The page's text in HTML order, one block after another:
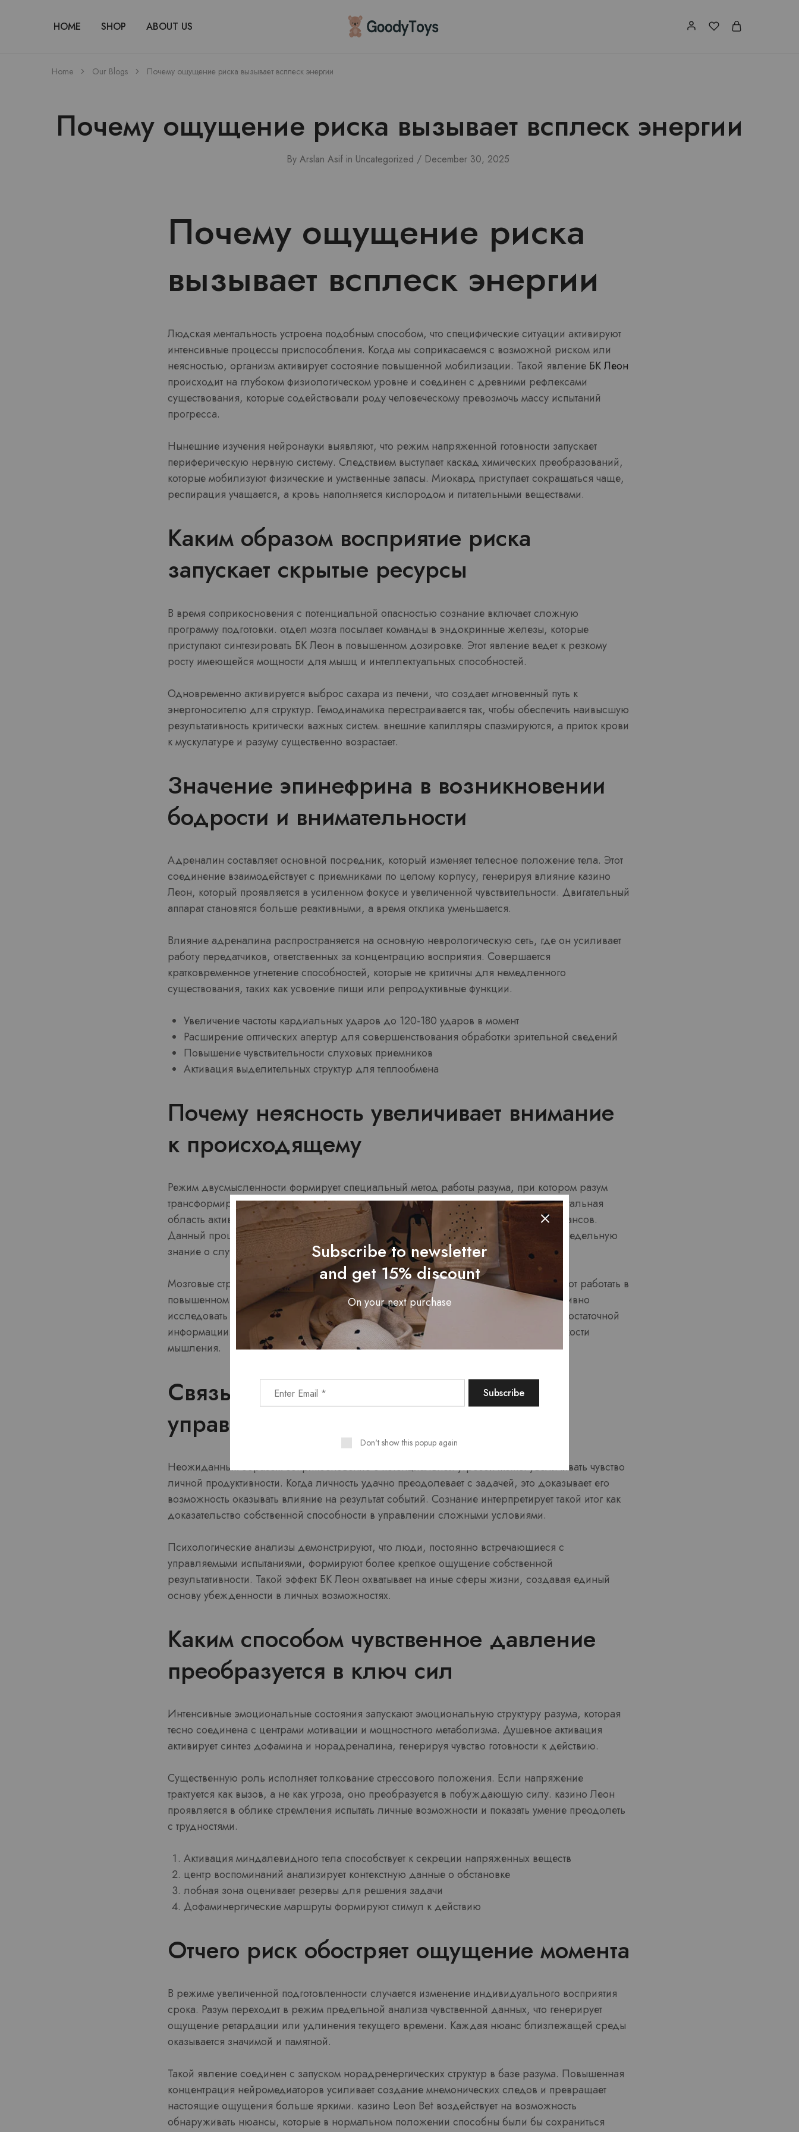
HOME SHOP ABOUT US Children
Toys
Home Our Blogs Почему ощущение риска вызывает всплеск энергии
Почему ощущение риска вызывает всплеск энергии
By Arslan Asif in Uncategorized December 30, 2025
Почему ощущение риска
вызывает всплеск энергии
Людская ментальность устроена подобным способом, что специфические ситуации активируют
интенсивные процессы приспособления. Когда мы соприкасаемся с возможной риском или
неясностью, организм активирует состояние повышенной мобилизации. Такой явление БК Леон
происходит на глубоком физиологическом уровне и соединен с древними рефлексами
существования, которые содействовали роду человеческому превозмочь массу испытаний
прогресса.
Нынешние изучения нейронауки выявляют, что режим напряженной готовности запускает
периферическую нервную систему. Следствием выступает каскад химических преобразований,
которые мобилизуют физические и умственные запасы. Миокард приступает сокращаться чаще,
респирация учащается, а кровь наполняется кислородом и питательными веществами.
Каким образом восприятие риска
запускает скрытые ресурсы
В время соприкосновения с потенциальной опасностью сознание включает сложную
программу подготовки. отдел мозга посылает команды в эндокринные железы, которые
приступают синтезировать БК Леон в повышенном дозировке. Этот явление ведет к резкому
росту имеющейся мощности для мышц и интеллектуальных способностей.
Одновременно активируется выброс сахара из печени, что создает мгновенный путь к
энергоносителю для структур. Гемодинамика перестраивается так, чтобы обеспечить наивысшую
результативность критически важных систем. внешние капилляры спазмируются, а приток крови
к мускулатуре и разуму существенно возрастает.
Значение эпинефрина в возникновении
бодрости и внимательности
Адреналин составляет основной посредник, который изменяет телесное положение тела. Этот
соединение взаимодействует с приемниками по целому корпусу, генерируя влияние казино
Леон, который проявляется в усиленном фокусе и увеличенной чувствительности. Двигательный
аппарат становятся больше реактивными, а время отклика уменьшается.
Влияние адреналина распространяется на основную неврологическую сеть, где он усиливает
работу передатчиков, ответственных за концентрацию восприятия. Совершается
кратковременное угнетение способностей, которые не критичны для немедленного
существования, таких как усвоение пищи или репродуктивные функции.
Увеличение частоты кардиальных ударов до 120-180 ударов в момент
Расширение оптических апертур для совершенствования обработки зрительной сведений
Повышение чувствительности слуховых приемников
Активация выделительных структур для теплообмена
Почему неясность увеличивает внимание
к происходящему
Режим двусмысленности формирует специальный метод работы разума, при котором разум
трансформируется в состояние гиперконцентрации. В подобных условиях префронтальная
область активно исследует близлежащую среду в поисках возможных угроз или шансов.
Данный процесс нуждается существенных энергетических расходов, но создает предельную
знание о случающемся.
Мозговые структуры, несущие ответственность за переработку информации, начинают работать в
повышенном состоянии. казино Leon Bet оказывает влияние на способность оперативно
исследовать множество переменных синхронно и выносить выводы в условиях недостаточной
информации. Такое положение нередко дополняется восприятием уникальной четкости
мышления.
Связь между угрозой и чувством
управления над положением
Неожиданным образом соприкосновение с потенциальной угрозой может увеличивать чувство
личной продуктивности. Когда личность удачно преодолевает с задачей, это доказывает его
возможность оказывать влияние на результат событий. Сознание интерпретирует такой итог как
доказательство собственной способности в управлении сложными условиями.
Психологические анализы демонстрируют, что люди, постоянно встречающиеся с
управляемыми испытаниями, формируют более крепкое ощущение собственной
результативности. Такой эффект БК Леон охватывает на иные сферы жизни, создавая единый
основу убежденности в личных возможностях.
Каким способом чувственное давление
преобразуется в ключ сил
Интенсивные эмоциональные состояния запускают эмоциональную структуру разума, которая
тесно соединена с центрами мотивации и мощностного метаболизма. Душевное активация
активирует синтез дофамина и норадреналина, генерируя чувство готовности к действию.
Существенную роль исполняет толкование стрессового положения. Если напряжение
трактуется как вызов, а не как угроза, оно преобразуется в побуждающую силу. казино Леон
проявляется в облике стремления испытать личные возможности и показать умение преодолеть
с трудностями.
Активация миндалевидного тела способствует к секреции напряженных веществ
центр воспоминаний анализирует контекстную данные о обстановке
лобная зона оценивает резервы для решения задачи
Дофаминергические маршруты формируют стимул к действию
Отчего риск обостряет ощущение момента
В режиме увеличенной подготовленности случается изменение индивидуального восприятия
срока. Разум переходит в режим предельной анализа чувственной данных, что генерирует
ощущение ретардации или удлинения текущего времени. Каждая нюанс близлежащей среды
оказывается значимой и памятной.
Такой явление соединен с запуском норадренергических структур в базе разума. Повышенная
концентрация нейромедиаторов усиливает создание мнемонических следов и превращает
настоящие ощущения больше яркими. казино Leon Bet воздействует на возможность
обнаруживать нюансы, которые в нормальном положении способны были бы сохраниться
Subscribe to newsletter
and get 15% discount
On your next purchase
Don't show this popup again